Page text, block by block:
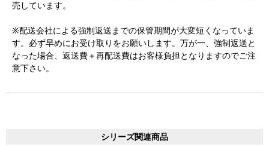
売しています。
※配送会社による強制返送までの保管期間が大変短くなっていま
す。必ず早めにお受け取りをお願いします。万が一、強制返送と
なった場合、返送費＋再配送費はお客様負担となりますのでご注
意下さい。
シリーズ関連商品